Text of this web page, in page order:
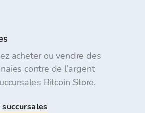
acheter ou vendre des
contre de l’argent
Bitcoin Store.